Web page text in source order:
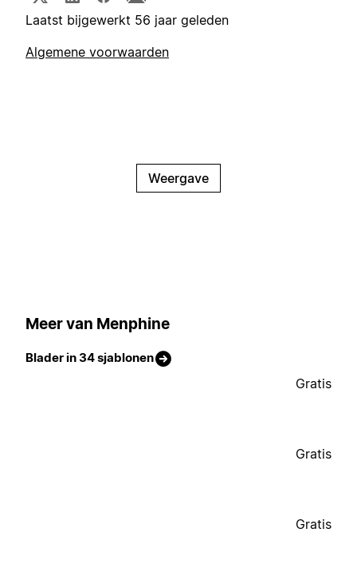
Laatst bijgewerkt 56 jaar geleden
Algemene voorwaarden
Weergave
Meer van Menphine
Blader in 34 sjablonen
Gratis
Gratis
Gratis